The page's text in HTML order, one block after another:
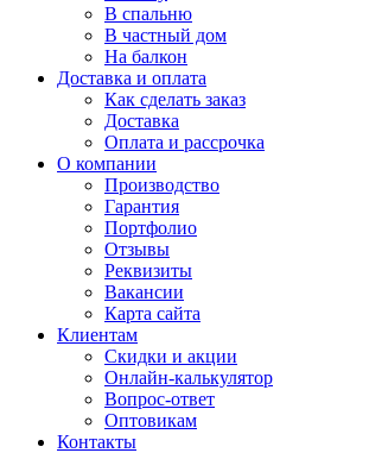
В спальню
В частный дом
На балкон
Доставка и оплата
Как сделать заказ
Доставка
Оплата и рассрочка
О компании
Производство
Гарантия
Портфолио
Отзывы
Реквизиты
Вакансии
Карта сайта
Клиентам
Скидки и акции
Онлайн-калькулятор
Вопрос-ответ
Оптовикам
Контакты